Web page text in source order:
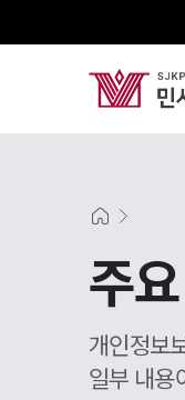
주
개인정보
일부 내용